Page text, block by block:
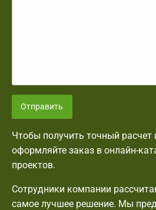
Отправить
Чтобы получить точный расчет
оформляйте заказ в онлайн-
проектов.
Сотрудники компании
самое лучшее решение. Мы